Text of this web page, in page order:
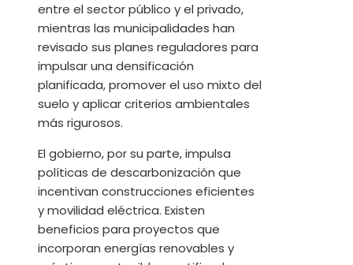
entre el sector público y el privado,
mientras las municipalidades han
revisado sus planes reguladores para
impulsar una densificación
planificada, promover el uso mixto del
suelo y aplicar criterios ambientales
más rigurosos.
El gobierno, por su parte, impulsa
políticas de descarbonización que
incentivan construcciones eficientes
y movilidad eléctrica. Existen
beneficios para proyectos que
incorporan energías renovables y